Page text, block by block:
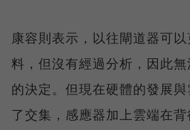
康容則表示，以往閘道器可
料，但沒有經過分析，因此
的決定。但現在硬體的發展
了交集，感應器加上雲端在